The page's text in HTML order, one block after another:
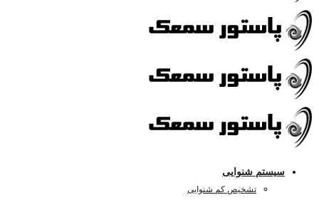
سیستم شنوایی
تشخیص کم شنوایی